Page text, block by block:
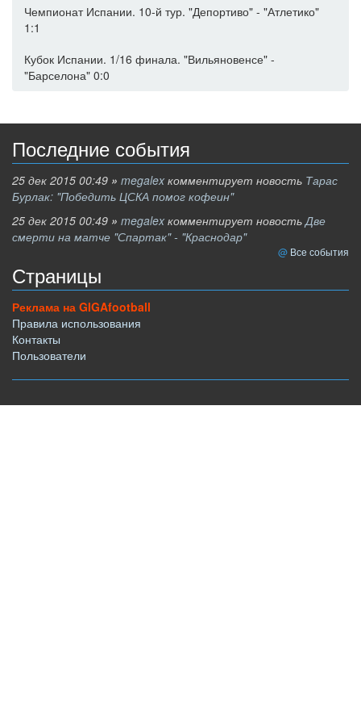
Чемпионат Испании. 10-й тур. "Депортиво" - "Атлетико"
1:1
Кубок Испании. 1/16 финала. "Вильяновенсе" -
"Барселона" 0:0
Последние события
25 дек 2015 00:49 » megalex комментирует новость Тарас
Бурлак: "Победить ЦСКА помог кофеин"
25 дек 2015 00:49 » megalex комментирует новостьДве
смерти на матче "Спартак" - "Краснодар"
Все события
Страницы
Реклама на GIGAfootball
Правила использования
Контакты
Пользователи